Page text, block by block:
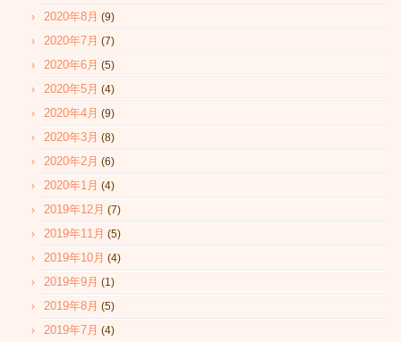
2020年8月 (9)
2020年7月 (7)
2020年6月 (5)
2020年5月 (4)
2020年4月 (9)
2020年3月 (8)
2020年2月 (6)
2020年1月 (4)
2019年12月 (7)
2019年11月 (5)
2019年10月 (4)
2019年9月 (1)
2019年8月 (5)
2019年7月 (4)